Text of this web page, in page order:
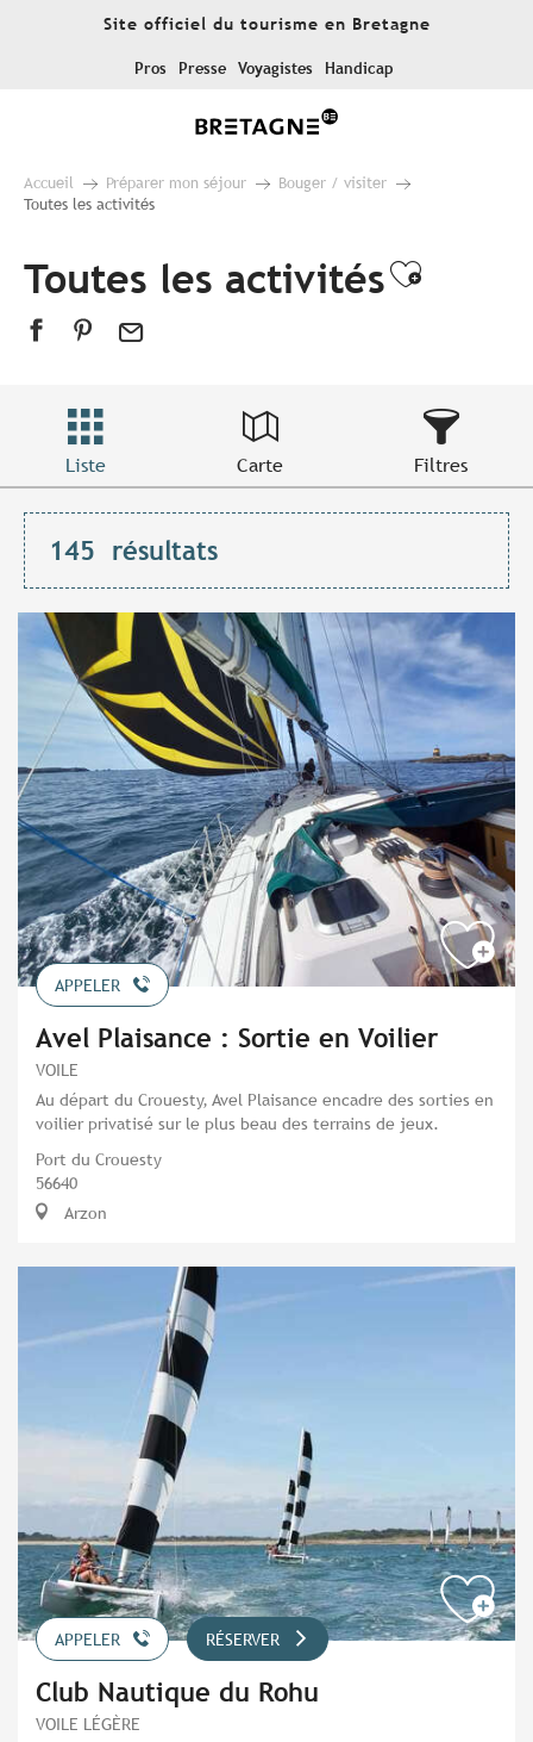
Site officiel du tourisme en Bretagne
Pros Presse Voyagistes Handicap
Accueil Préparer mon séjour
Bouger / visiter
Toutes les activités
Toutes les activités
Liste Carte Filtres
145 résultats
APPELER
Avel Plaisance : Sortie en Voilier
VOILE
Au départ du Crouesty, Avel Plaisance encadre des sorties en
voilier privatisé sur le plus beau des terrains de jeux.
Port du Crouesty
56640
Arzon
APPELER RÉSERVER
Club Nautique du Rohu
VOILE LÉGÈRE